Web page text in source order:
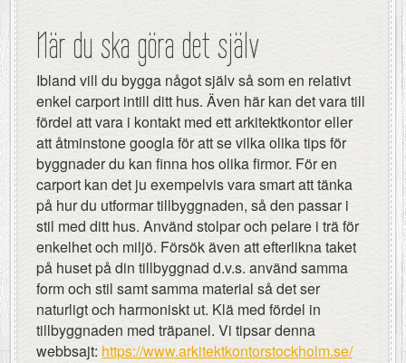
När du ska göra det själv
Ibland vill du bygga något själv så som en relativt
enkel carport intill ditt hus. Även här kan det vara till
fördel att vara i kontakt med ett arkitektkontor eller
att åtminstone googla för att se vilka olika tips för
byggnader du kan finna hos olika firmor. För en
carport kan det ju exempelvis vara smart att tänka
på hur du utformar tillbyggnaden, så den passar i
stil med ditt hus. Använd stolpar och pelare i trä för
enkelhet och miljö. Försök även att efterlikna taket
på huset på din tillbyggnad d.v.s. använd samma
form och stil samt samma material så det ser
naturligt och harmoniskt ut. Klä med fördel in
tillbyggnaden med träpanel. Vi tipsar denna
webbsajt: https://www.arkitektkontorstockholm.se/